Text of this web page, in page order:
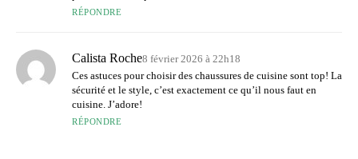
RÉPONDRE
Calista Roche8 février 2026 à 22h18
Ces astuces pour choisir des chaussures de cuisine sont top! La
sécurité et le style, c’est exactement ce qu’il nous faut en
cuisine. J’adore!
RÉPONDRE